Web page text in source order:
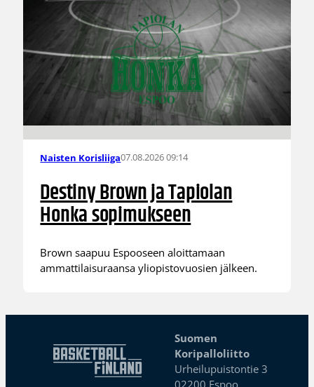
Naisten Korisliiga07.08.2026 09:14
Destiny Brown ja Tapiolan
Honka sopimukseen
Brown saapuu Espooseen aloittamaan
ammattilaisuraansa yliopistovuosien jälkeen.
Suomen
Koripalloliitto
Urheilupuistontie 3
02200 Espoo